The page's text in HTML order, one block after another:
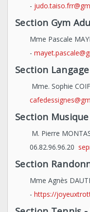
-
Section Gym
Mme Pascale
-
Section
Mme. Sophie
Section Musique
M. Pierre
06.82.96.96.20
Section
Mme Agnès
- https://